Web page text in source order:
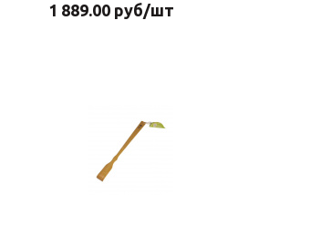
1 889.00руб/шт